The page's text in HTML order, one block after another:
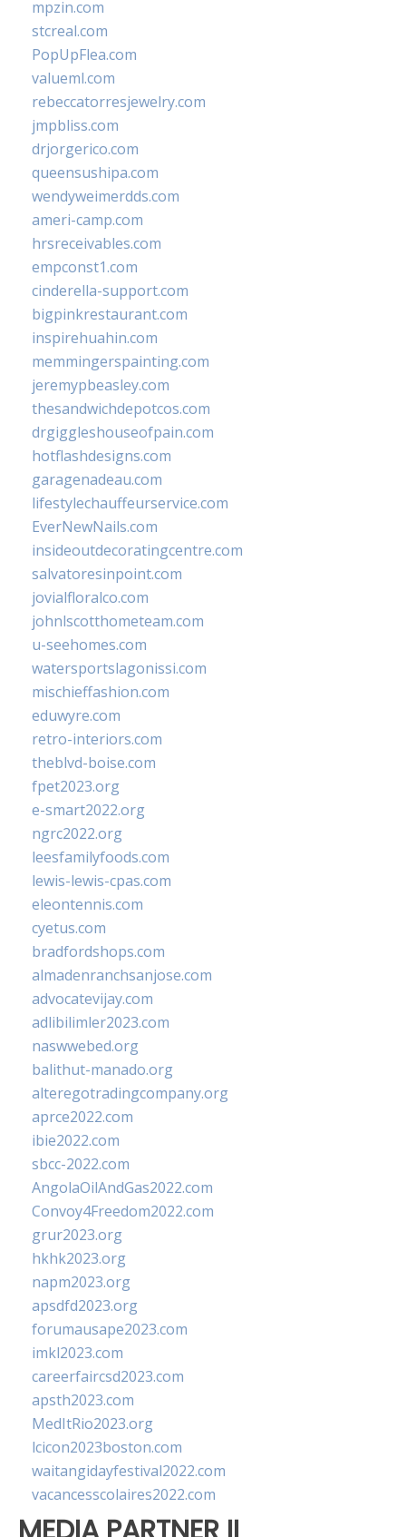
mpzin.com
stcreal.com
PopUpFlea.com
valueml.com
rebeccatorresjewelry.com
jmpbliss.com
drjorgerico.com
queensushipa.com
wendyweimerdds.com
ameri-camp.com
hrsreceivables.com
empconst1.com
cinderella-support.com
bigpinkrestaurant.com
inspirehuahin.com
memmingerspainting.com
jeremypbeasley.com
thesandwichdepotcos.com
drgiggleshouseofpain.com
hotflashdesigns.com
garagenadeau.com
lifestylechauffeurservice.com
EverNewNails.com
insideoutdecoratingcentre.com
salvatoresinpoint.com
jovialfloralco.com
johnlscotthometeam.com
u-seehomes.com
watersportslagonissi.com
mischieffashion.com
eduwyre.com
retro-interiors.com
theblvd-boise.com
fpet2023.org
e-smart2022.org
ngrc2022.org
leesfamilyfoods.com
lewis-lewis-cpas.com
eleontennis.com
cyetus.com
bradfordshops.com
almadenranchsanjose.com
advocatevijay.com
adlibilimler2023.com
naswwebed.org
balithut-manado.org
alteregotradingcompany.org
aprce2022.com
ibie2022.com
sbcc-2022.com
AngolaOilAndGas2022.com
Convoy4Freedom2022.com
grur2023.org
hkhk2023.org
napm2023.org
apsdfd2023.org
forumausape2023.com
imkl2023.com
careerfaircsd2023.com
apsth2023.com
MedItRio2023.org
lcicon2023boston.com
waitangidayfestival2022.com
vacancesscolaires2022.com